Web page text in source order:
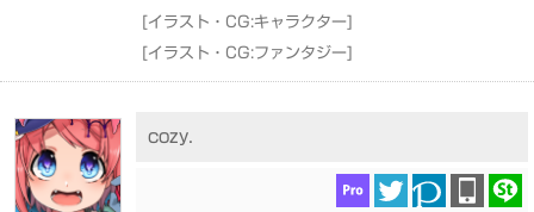
[イラスト・CG:キャラクター]
[イラスト・CG:ファンタジー]
cozy.